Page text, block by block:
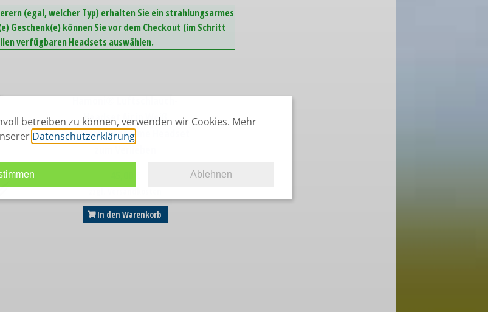
(egal, welcher Typ) erhalten Sie ein strahlungsarmes
Geschenk(e) können Sie vor dem Checkout (im Schritt
verfügbaren Headsets auswählen.
Hamoni® Luftschlauch-
Headset Air in Weiß
Das strahlungsarme Headset
In den Warenkorb
betreiben zu können, verwenden wir Cookies. Mehr
Datenschutzerklärung
Ablehnen